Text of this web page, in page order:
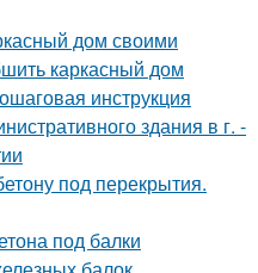
дом своими
каркасный дом
инструкция
здания в г. -
под перекрытия.
под балки